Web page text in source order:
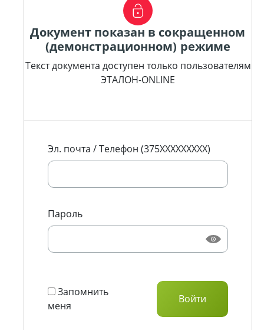
Документ показан в сокращенном
(демонстрационном) режиме
Текст документа доступен только пользователям
ЭТАЛОН-ONLINE
Эл. почта / Телефон (375XXXXXXXXX)
Пароль
Запомнить
меня